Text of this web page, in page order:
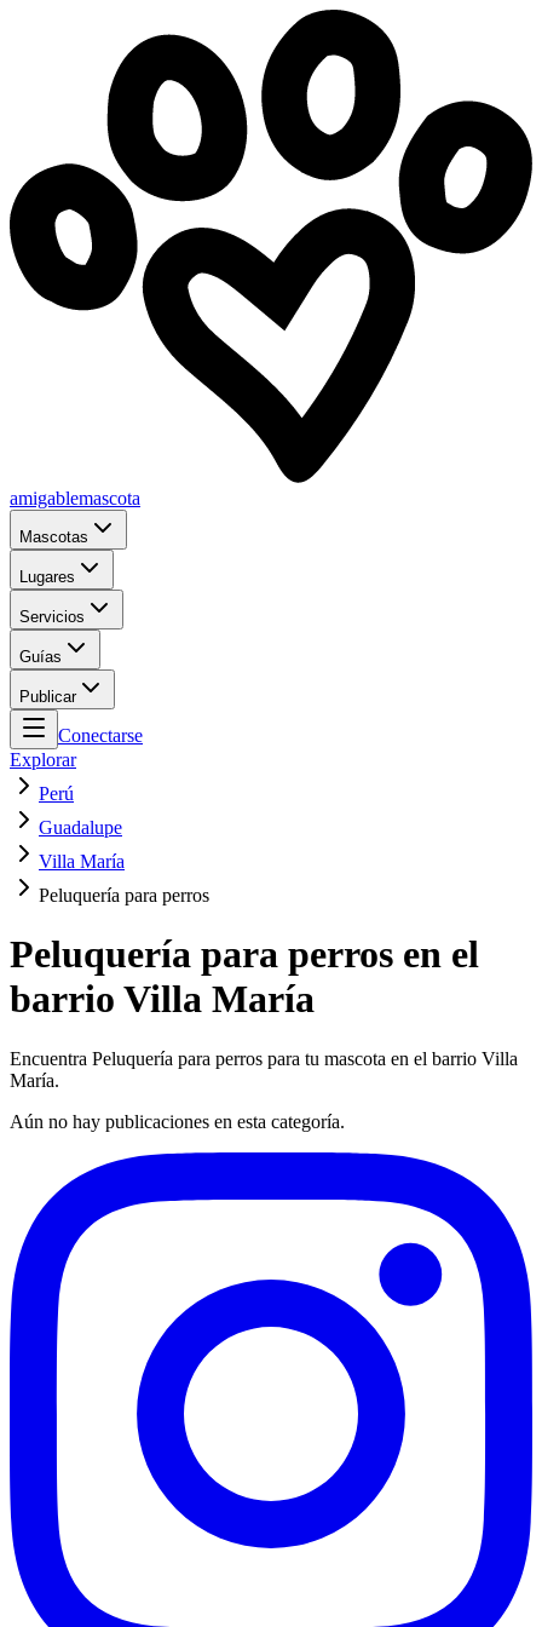
amigablemascota
Mascotas
Lugares
Servicios
Guías
Publicar
Conectarse
Explorar
Perú
Guadalupe
Villa María
Peluquería para perros
Peluquería para perros en el
barrio Villa María
Encuentra Peluquería para perros para tu mascota en el barrio Villa
María.
Aún no hay publicaciones en esta categoría.